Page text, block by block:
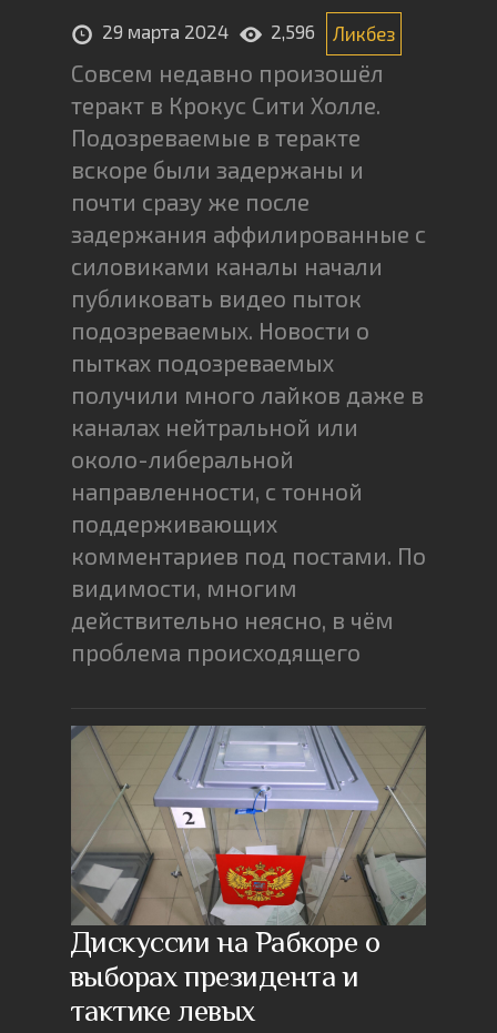
29 марта 2024 2,596 Ликбез
Совсем недавно произошёл
теракт в Крокус Сити Холле.
Подозреваемые в теракте
вскоре были задержаны и
почти сразу же после
задержания аффилированные с
силовиками каналы начали
публиковать видео пыток
подозреваемых. Новости о
пытках подозреваемых
получили много лайков даже в
каналах нейтральной или
около-либеральной
направленности, с тонной
поддерживающих
комментариев под постами. По
видимости, многим
действительно неясно, в чём
проблема происходящего
Дискуссии на Рабкоре о
выборах президента и
тактике левых